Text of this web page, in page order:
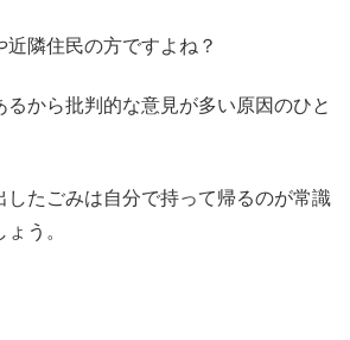
隣住民の方ですよね？
るから批判的な意見が多い原因のひと
したごみは自分で持って帰るのが常識
う。